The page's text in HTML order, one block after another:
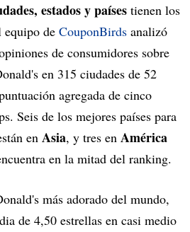
estados y países tienen los
de CouponBirds analizó
de consumidores sobre
en 315 ciudades de 52
agregada de cinco
Seis de los mejores países para
en Asia, y tres en América
en la mitad del ranking.
más adorado del mundo,
de 4,50 estrellas en casi medio